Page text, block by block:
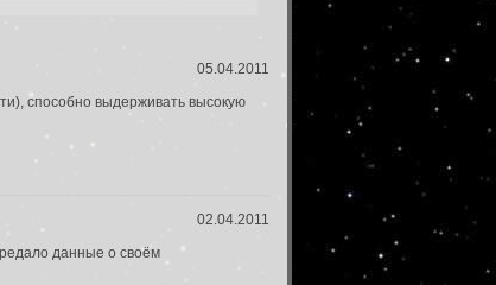
05.04.2011
способно выдерживать высокую
02.04.2011
данные о своём